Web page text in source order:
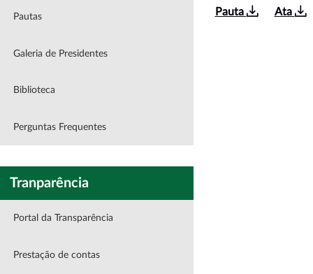
Pautas
Galeria de Presidentes
Biblioteca
Perguntas Frequentes
Tranparência
Portal da Transparência
Prestação de contas
Pauta Ata